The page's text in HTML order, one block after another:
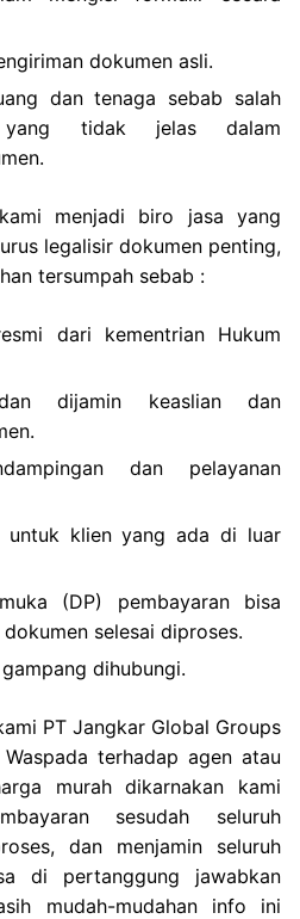
dokumen asli.
dan tenaga sebab salah
tidak jelas dalam
menjadi biro jasa yang
legalisir dokumen penting,
tersumpah sebab :
dari kementrian Hukum
dijamin keaslian dan
dan pelayanan
untuk klien yang ada di luar
(DP) pembayaran bisa
selesai diproses.
dihubungi.
PT Jangkar Global Groups
terhadap agen atau
murah dikarnakan kami
sesudah seluruh
dan menjamin seluruh
di pertanggung jawabkan
mudah-mudahan info ini